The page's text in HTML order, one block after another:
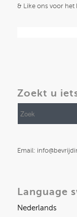
& Like ons voor het
Zoekt u
Email:
Language
Nederlands